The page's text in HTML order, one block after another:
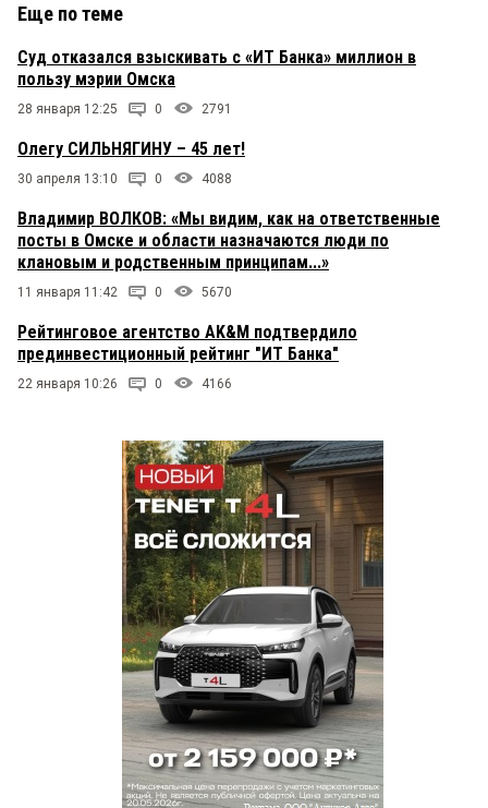
Еще по теме
Суд отказался взыскивать с «ИТ Банка» миллион в
пользу мэрии Омска
28 января 12:25 0 2791
Олегу СИЛЬНЯГИНУ – 45 лет!
30 апреля 13:10 0 4088
Владимир ВОЛКОВ: «Мы видим, как на ответственные
посты в Омске и области назначаются люди по
клановым и родственным принципам...»
11 января 11:42 0 5670
Рейтинговое агентство AK&M подтвердило
прединвестиционный рейтинг "ИТ Банка"
22 января 10:26 0 4166